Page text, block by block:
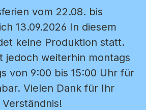
vom 22.08. bis
13.09.2026 In diesem
keine Produktion statt.
jedoch weiterhin montags
von 9:00 bis 15:00 Uhr für
Vielen Dank für Ihr
Verständnis!